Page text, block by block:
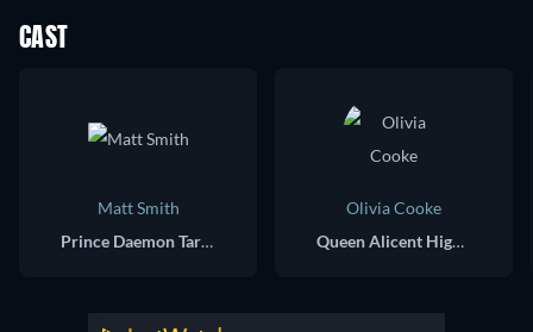
CAST
Matt Smith
Prince Daemon Targaryen
Olivia Cooke
Queen Alicent Hightower